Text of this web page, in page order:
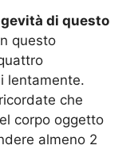
di questo
questo
lentamente.
che
corpo oggetto
almeno 2